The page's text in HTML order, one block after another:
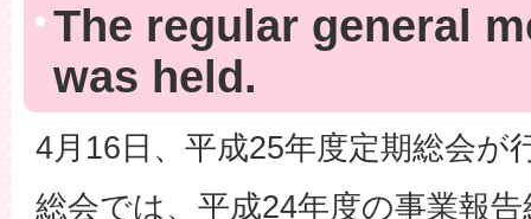
The regular general
was held.
4月16日、平成25年度定期総会が
総会では、平成24年度の事業報